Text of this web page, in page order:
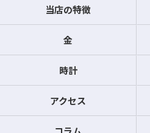
当店の特徴
金
時計
アクセス